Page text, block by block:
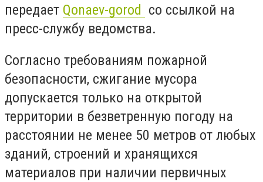
передает Qonaev-gorod со ссылкой на
пресс-службу ведомства.
Согласно требованиям пожарной
безопасности, сжигание мусора
допускается только на открытой
территории в безветренную погоду на
расстоянии не менее 50 метров от любых
зданий, строений и хранящихся
материалов при наличии первичных